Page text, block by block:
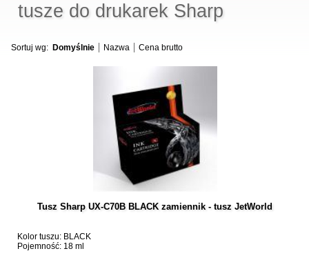
tusze do drukarek Sharp
Sortuj wg: Domyślnie Nazwa Cena brutto
Tusz Sharp UX-C70B BLACK zamiennik - tusz JetWorld
Kolor tuszu: BLACK
Pojemność: 18 ml